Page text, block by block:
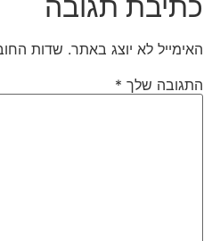
האימייל לא יוצג באתר. שדות
התגובה שלך *